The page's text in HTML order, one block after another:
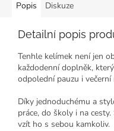
Popis Diskuze
Detailní popis
Tenhle kelímek není jen
každodenní doplněk,
odpolední pauzu i večerní
Díky jednoduchému a
práce, do školy i na
vzít ho s sebou kamkoliv.